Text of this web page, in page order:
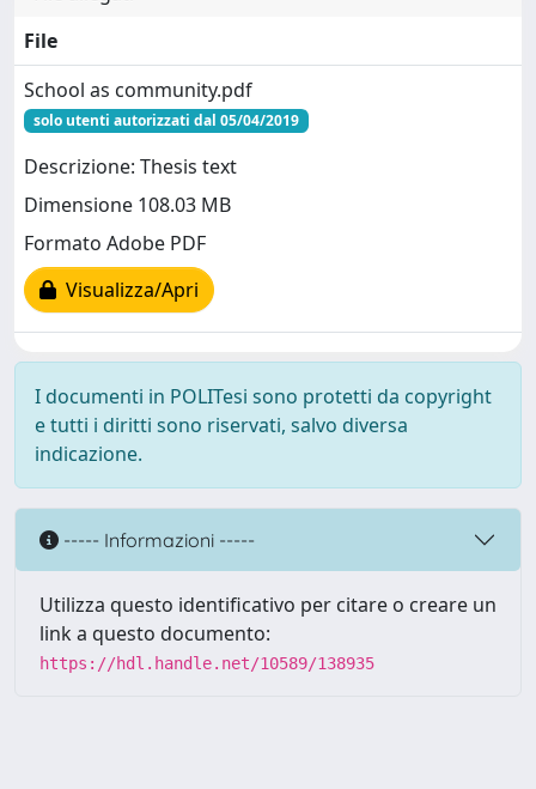
File
School as community.pdf
solo utenti autorizzati dal 05/04/2019
Descrizione: Thesis text
Dimensione 108.03 MB
Formato Adobe PDF
Visualizza/Apri
I documenti in POLITesi sono protetti da copyright
e tutti i diritti sono riservati, salvo diversa
indicazione.
----- Informazioni -----
Utilizza questo identificativo per citare o creare un
link a questo documento:
https://hdl.handle.net/10589/138935